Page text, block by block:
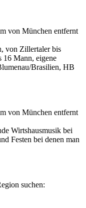
von München entfernt
von Zillertaler bis
16 Mann, eigene
Brasilien, HB
von München entfernt
Wirtshausmusik bei
Festen bei denen man
suchen: